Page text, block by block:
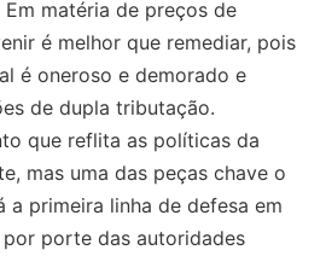
matéria de preços de
é melhor que remediar, pois
é oneroso e demorado e
de dupla tributação.
que reflita as políticas da
mas uma das peças chave o
a primeira linha de defesa em
porte das autoridades